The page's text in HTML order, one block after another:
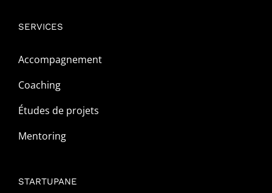
SERVICES
Accompagnement
Coaching
Études de projets
Mentoring
STARTUPANE